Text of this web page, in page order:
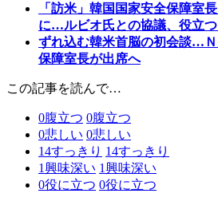
「訪米」韓国国家安全保障室
に…ルビオ氏との協議、役立つ
ずれ込む韓米首脳の初会談…
保障室長が出席へ
この記事を読んで…
0腹立つ 0腹立つ
0悲しい 0悲しい
14すっきり 14すっきり
1興味深い 1興味深い
0役に立つ 0役に立つ